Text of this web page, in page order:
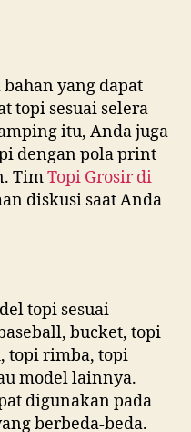
yang dapat
topi sesuai selera
itu, Anda juga
dengan pola print
TimTopi Grosir di
diskusi saat Anda
topi sesuai
bucket, topi
topi rimba, topi
model lainnya.
digunakan pada
berbeda-beda.